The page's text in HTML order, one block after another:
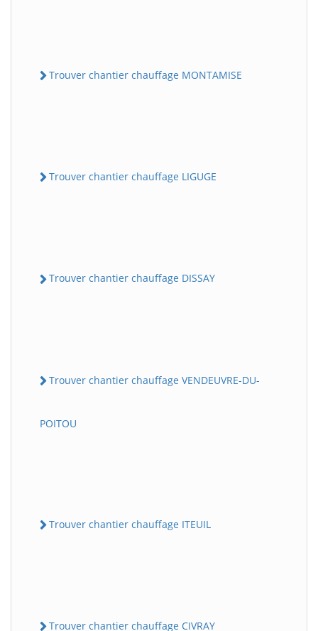
Trouver chantier chauffage MONTAMISE
Trouver chantier chauffage LIGUGE
Trouver chantier chauffage DISSAY
Trouver chantier chauffage VENDEUVRE-DU-
POITOU
Trouver chantier chauffage ITEUIL
Trouver chantier chauffage CIVRAY